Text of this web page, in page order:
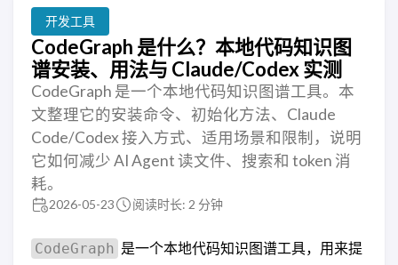
开发工具
CodeGraph 是什么？本地代码知识图
谱安装、用法与 Claude/Codex 实测
CodeGraph 是一个本地代码知识图谱工具。本
文整理它的安装命令、初始化方法、Claude
Code/Codex 接入方式、适用场景和限制，说明
它如何减少 AI Agent 读文件、搜索和 token 消
耗。
2026-05-23 阅读时长: 2 分钟
CodeGraph 是一个本地代码知识图谱工具，用来提